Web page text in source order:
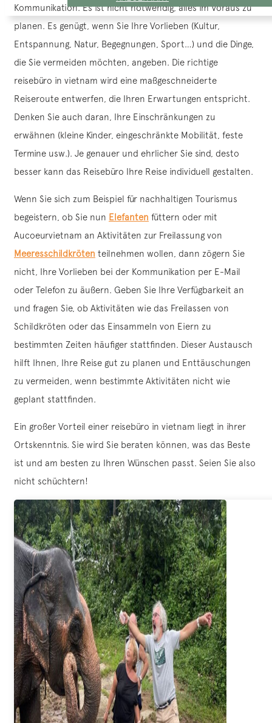
Kommunikation. Es ist nicht notwendig, alles im Voraus zu
planen. Es genügt, wenn Sie Ihre Vorlieben (Kultur,
Entspannung, Natur, Begegnungen, Sport…) und die Dinge,
die Sie vermeiden möchten, angeben. Die richtige
reisebüro in vietnam wird eine maßgeschneiderte
Reiseroute entwerfen, die Ihren Erwartungen entspricht.
Denken Sie auch daran, Ihre Einschränkungen zu
erwähnen (kleine Kinder, eingeschränkte Mobilität, feste
Termine usw.). Je genauer und ehrlicher Sie sind, desto
besser kann das Reisebüro Ihre Reise individuell gestalten.
Wenn Sie sich zum Beispiel für nachhaltigen Tourismus
begeistern, ob Sie nun Elefanten füttern oder mit
Aucoeurvietnam an Aktivitäten zur Freilassung von
Meeresschildkröten teilnehmen wollen, dann zögern Sie
nicht, Ihre Vorlieben bei der Kommunikation per E-Mail
oder Telefon zu äußern. Geben Sie Ihre Verfügbarkeit an
und fragen Sie, ob Aktivitäten wie das Freilassen von
Schildkröten oder das Einsammeln von Eiern zu
bestimmten Zeiten häufiger stattfinden. Dieser Austausch
hilft Ihnen, Ihre Reise gut zu planen und Enttäuschungen
zu vermeiden, wenn bestimmte Aktivitäten nicht wie
geplant stattfinden.
Ein großer Vorteil einer reisebüro in vietnam liegt in ihrer
Ortskenntnis. Sie wird Sie beraten können, was das Beste
ist und am besten zu Ihren Wünschen passt. Seien Sie also
nicht schüchtern!